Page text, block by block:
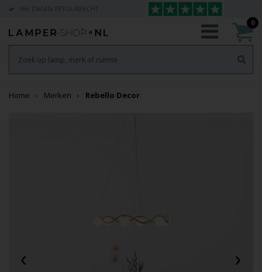
366 DAGEN RETOURRECHT
0
Home Merken Rebello Decor
‹ ›